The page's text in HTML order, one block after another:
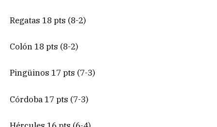
Regatas 18 pts (8-2)
Colón 18 pts (8-2)
Pingüinos 17 pts (7-3)
Córdoba 17 pts (7-3)